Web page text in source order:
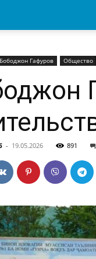
Бободжон Гафуров Общество
- 19.05.2026 891